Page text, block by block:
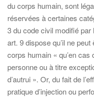
du corps humain, sont
réservées à certaines
3 du code civil modifié par
art. 9 dispose qu’il ne
corps humain « qu’en
personne ou à titre
d’autrui ». Or, du fait de
pratique d’injection ou